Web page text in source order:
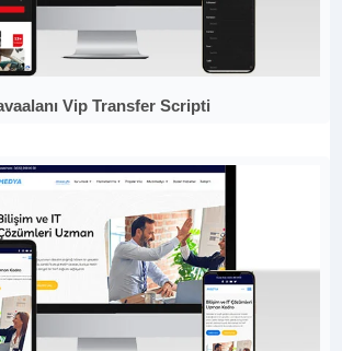
Vip Transfer Scripti